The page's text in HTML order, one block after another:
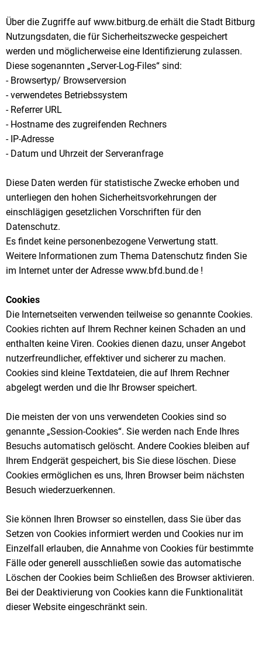
Über die Zugriffe auf www.bitburg.de erhält die Stadt Bitburg
Nutzungsdaten, die für Sicherheitszwecke gespeichert
werden und möglicherweise eine Identifizierung zulassen.
Diese sogenannten „Server-Log-Files“ sind:
- Browsertyp/ Browserversion
- verwendetes Betriebssystem
- Referrer URL
- Hostname des zugreifenden Rechners
- IP-Adresse
- Datum und Uhrzeit der Serveranfrage
Diese Daten werden für statistische Zwecke erhoben und
unterliegen den hohen Sicherheitsvorkehrungen der
einschlägigen gesetzlichen Vorschriften für den
Datenschutz.
Es findet keine personenbezogene Verwertung statt.
Weitere Informationen zum Thema Datenschutz finden Sie
im Internet unter der Adresse www.bfd.bund.de !
Cookies
Die Internetseiten verwenden teilweise so genannte Cookies.
Cookies richten auf Ihrem Rechner keinen Schaden an und
enthalten keine Viren. Cookies dienen dazu, unser Angebot
nutzerfreundlicher, effektiver und sicherer zu machen.
Cookies sind kleine Textdateien, die auf Ihrem Rechner
abgelegt werden und die Ihr Browser speichert.
Die meisten der von uns verwendeten Cookies sind so
genannte „Session-Cookies“. Sie werden nach Ende Ihres
Besuchs automatisch gelöscht. Andere Cookies bleiben auf
Ihrem Endgerät gespeichert, bis Sie diese löschen. Diese
Cookies ermöglichen es uns, Ihren Browser beim nächsten
Besuch wiederzuerkennen.
Sie können Ihren Browser so einstellen, dass Sie über das
Setzen von Cookies informiert werden und Cookies nur im
Einzelfall erlauben, die Annahme von Cookies für bestimmte
Fälle oder generell ausschließen sowie das automatische
Löschen der Cookies beim Schließen des Browser aktivieren.
Bei der Deaktivierung von Cookies kann die Funktionalität
dieser Website eingeschränkt sein.